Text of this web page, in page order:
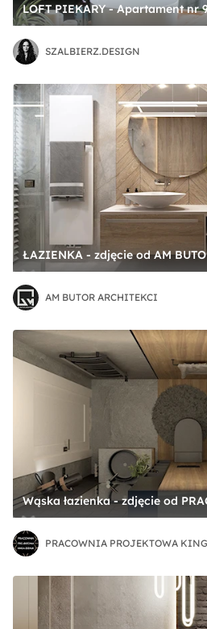
SZALBIERZ.DESIGN
ŁAZIENKA - zdjęcie od AM
AM BUTOR ARCHITEKCI
PRACOWNIA PROJEKTOWA